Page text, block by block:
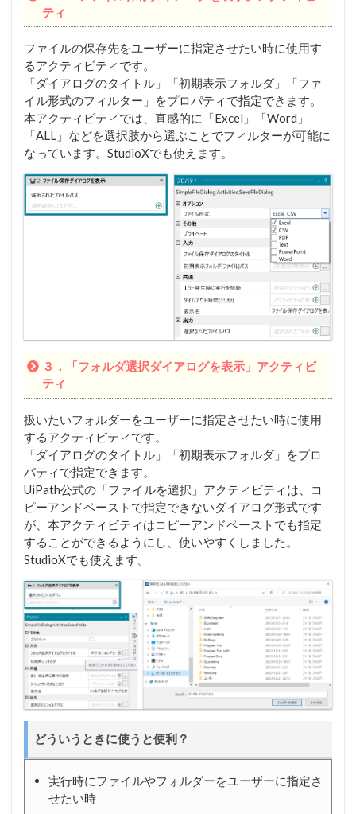
ティ
ファイルの保存先をユーザーに指定させたい時に使用す
るアクティビティです。
「ダイアログのタイトル」「初期表示フォルダ」「ファ
イル形式のフィルター」をプロパティで指定できます。
本アクティビティでは、直感的に「Excel」「Word」
「ALL」などを選択肢から選ぶことでフィルターが可能に
なっています。StudioXでも使えます。
３．「フォルダ選択ダイアログを表示」アクティビ
ティ
扱いたいフォルダーをユーザーに指定させたい時に使用
するアクティビティです。
「ダイアログのタイトル」「初期表示フォルダ」をプロ
パティで指定できます。
UiPath公式の「ファイルを選択」アクティビティは、コ
ピーアンドペーストで指定できないダイアログ形式です
が、本アクティビティはコピーアンドペーストでも指定
することができるようにし、使いやすくしました。
StudioXでも使えます。
どういうときに使うと便利？
実行時にファイルやフォルダーをユーザーに指定さ
せたい時